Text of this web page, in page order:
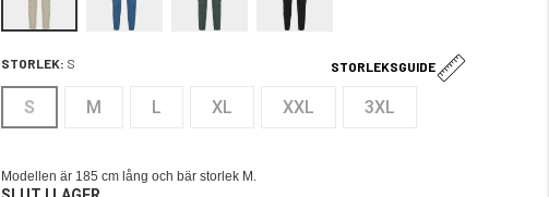
STORLEK: S STORLEKSGUIDE
S M L XL XXL 3XL
Modellen är 185 cm lång och bär storlek M.